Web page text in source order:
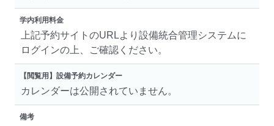
学内利用料金
上記予約サイトのURLより設備統合管理システムに
ログインの上、ご確認ください。
【閲覧用】設備予約カレンダー
カレンダーは公開されていません。
備考